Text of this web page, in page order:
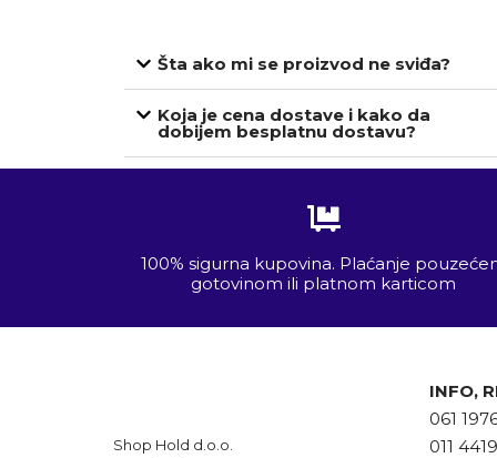
Šta ako mi se proizvod ne sviđa?
Koja je cena dostave i kako da
dobijem besplatnu dostavu?
100% sigurna kupovina. Plaćanje
gotovinom ili platnom karticom
Shop Hold d.o.o.
INFO,
061
011